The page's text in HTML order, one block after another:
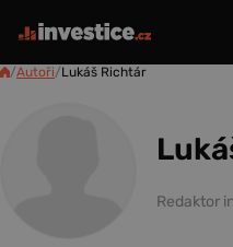
/Autoři/Lukáš Richtár
Redaktor